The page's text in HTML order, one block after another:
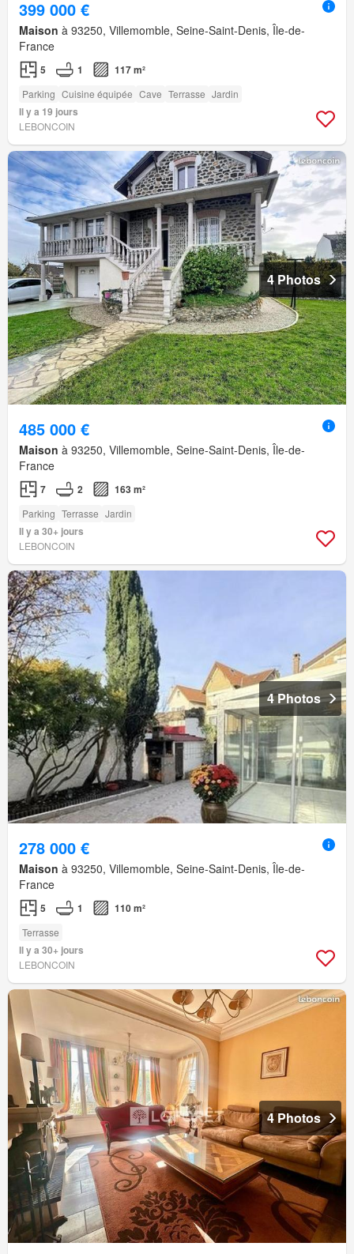
399 000 €
Maison à 93250, Villemomble, Seine-Saint-Denis, Île-de-
France
5 1 117 m²
Parking Cuisine équipée Cave Terrasse Jardin
Il y a 19 jours
LEBONCOIN
4 Photos
485 000 €
Maison à 93250, Villemomble, Seine-Saint-Denis, Île-de-
France
7 2 163 m²
Parking Terrasse Jardin
Il y a 30+ jours
LEBONCOIN
4 Photos
278 000 €
Maison à 93250, Villemomble, Seine-Saint-Denis, Île-de-
France
5 1 110 m²
Terrasse
Il y a 30+ jours
LEBONCOIN
4 Photos